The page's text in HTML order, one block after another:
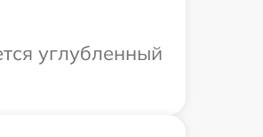
углубленный